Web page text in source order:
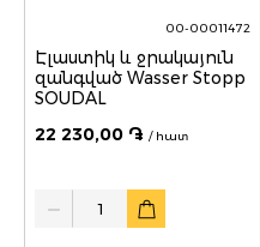
00-00011472
Էլաստիկ և ջրակայուն
զանգված Wasser Stopp
SOUDAL
22 230,00 ֏ / հատ